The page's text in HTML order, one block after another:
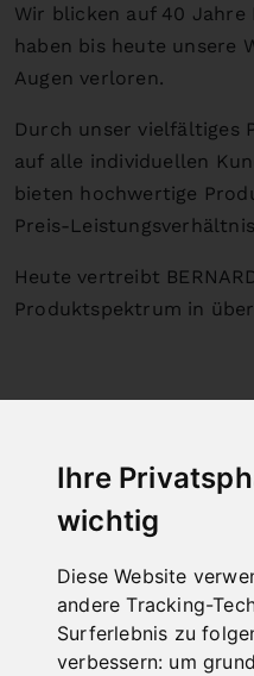
Ihre
wichtig
Diese Website
andere Tracking-
Surferlebnis zu
verbessern: um
Wir blicken auf 40
haben bis heute unsere
Augen verloren.
Durch unser vielfältiges
auf alle individuellen
bieten hochwertige
Preis-
Heute vertreibt
Produktspektrum in